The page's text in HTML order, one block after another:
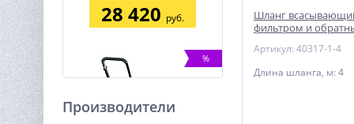
28 420 руб.
%
Производители
Шланг
фильтром и
клапаном, 1″, 4м
Артикул: 40317-1-4
Длина шланга, м: 4